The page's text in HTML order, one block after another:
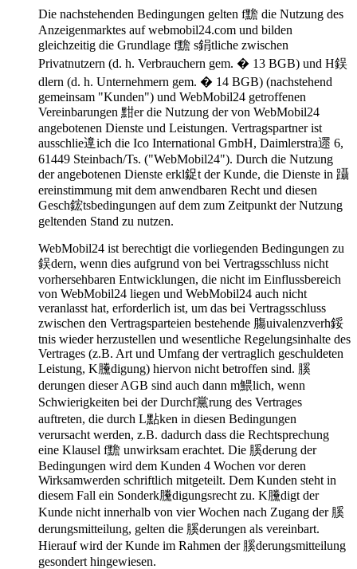
Die nachstehenden Bedingungen gelten f黵 die Nutzung des
Anzeigenmarktes auf webmobil24.com und bilden
gleichzeitig die Grundlage f黵 s鋗tliche zwischen
Privatnutzern (d. h. Verbrauchern gem. � 13 BGB) und H鋘
dlern (d. h. Unternehmern gem. � 14 BGB) (nachstehend
gemeinsam "Kunden") und WebMobil24 getroffenen
Vereinbarungen 黚er die Nutzung der von WebMobil24
angebotenen Dienste und Leistungen. Vertragspartner ist
ausschlie遧ich die Ico International GmbH, Daimlerstra遝 6,
61449 Steinbach/Ts. ("WebMobil24"). Durch die Nutzung
der angebotenen Dienste erkl鋜t der Kunde, die Dienste in 躡
ereinstimmung mit dem anwendbaren Recht und diesen
Gesch鋐tsbedingungen auf dem zum Zeitpunkt der Nutzung
geltenden Stand zu nutzen.
WebMobil24 ist berechtigt die vorliegenden Bedingungen zu
鋘dern, wenn dies aufgrund von bei Vertragsschluss nicht
vorhersehbaren Entwicklungen, die nicht im Einflussbereich
von WebMobil24 liegen und WebMobil24 auch nicht
veranlasst hat, erforderlich ist, um das bei Vertragsschluss
zwischen den Vertragsparteien bestehende 膓uivalenzverh鋖
tnis wieder herzustellen und wesentliche Regelungsinhalte des
Vertrages (z.B. Art und Umfang der vertraglich geschuldeten
Leistung, K黱digung) hiervon nicht betroffen sind. 膎
derungen dieser AGB sind auch dann m鰃lich, wenn
Schwierigkeiten bei der Durchf黨rung des Vertrages
auftreten, die durch L點ken in diesen Bedingungen
verursacht werden, z.B. dadurch dass die Rechtsprechung
eine Klausel f黵 unwirksam erachtet. Die 膎derung der
Bedingungen wird dem Kunden 4 Wochen vor deren
Wirksamwerden schriftlich mitgeteilt. Dem Kunden steht in
diesem Fall ein Sonderk黱digungsrecht zu. K黱digt der
Kunde nicht innerhalb von vier Wochen nach Zugang der 膎
derungsmitteilung, gelten die 膎derungen als vereinbart.
Hierauf wird der Kunde im Rahmen der 膎derungsmitteilung
gesondert hingewiesen.